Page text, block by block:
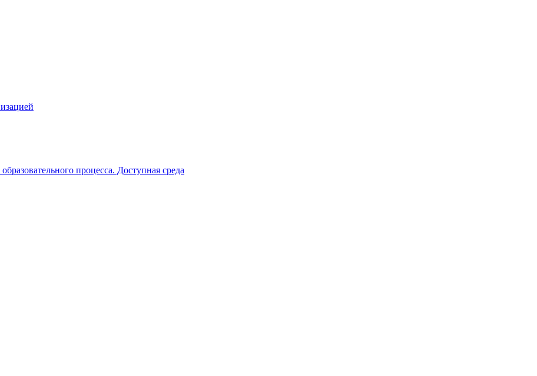
процесса. Доступная среда